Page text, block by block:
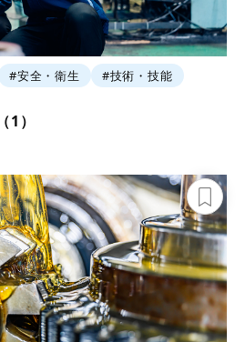
#安全・衛生
#技術・技能
）